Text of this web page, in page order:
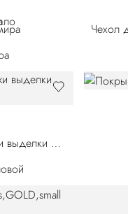
Ремень из крокодиловой кожи выделки нубук